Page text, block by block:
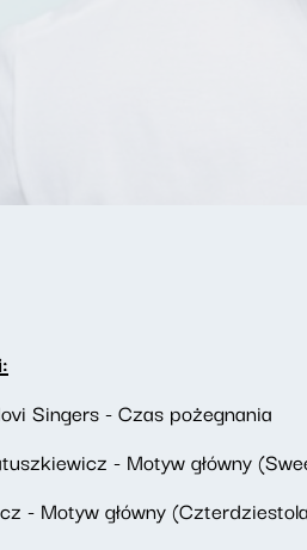
Singers - Czas pożegnania
- Motyw główny
- Motyw główny